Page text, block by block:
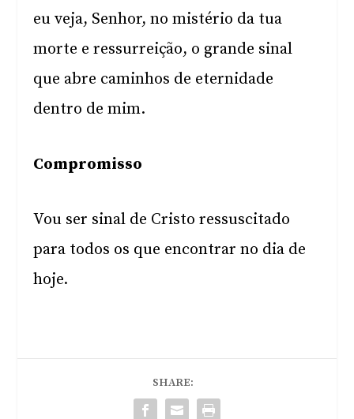
eu veja, Senhor, no mistério da tua
morte e ressurreição, o grande sinal
que abre caminhos de eternidade
dentro de mim.
Compromisso
Vou ser sinal de Cristo ressuscitado
para todos os que encontrar no dia de
hoje.
SHARE: